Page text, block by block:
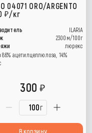
04071 ORO/ARGENTO
/кг
ILARIA
2300м/100г
люрекс
86% ацетилцеллюлоза, 14%
г
300
В корзину